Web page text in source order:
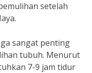
setelah
sangat penting
tubuh. Menurut
7-9 jam tidur